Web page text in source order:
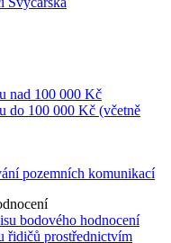
nad 100 000 Kč
do 100 000 Kč (včetně
pozemních komunikací
bodového hodnocení
řidičů prostřednictvím